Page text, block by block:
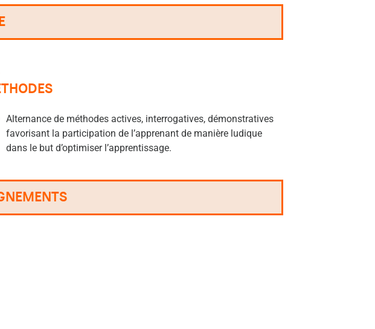
Alternance de méthodes actives, interrogatives, démonstratives
favorisant la participation de l’apprenant de manière ludique
dans le but d’optimiser l’apprentissage.